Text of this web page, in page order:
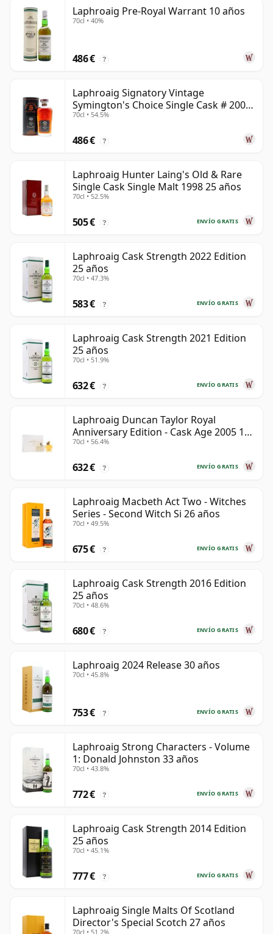
Laphroaig Pre-Royal Warrant 10 años
70cl • 40%
486 € ?
Laphroaig Signatory Vintage
Symington's Choice Single Cask # 2000
25 años
70cl • 54.5%
486 € ?
Laphroaig Hunter Laing's Old & Rare
Single Cask Single Malt 1998 25 años
70cl • 52.5%
ENVÍO GRATIS
505 € ?
Laphroaig Cask Strength 2022 Edition
25 años
70cl • 47.3%
ENVÍO GRATIS
583 € ?
Laphroaig Cask Strength 2021 Edition
25 años
70cl • 51.9%
ENVÍO GRATIS
632 € ?
Laphroaig Duncan Taylor Royal
Anniversary Edition - Cask Age 2005 19
años
70cl • 56.4%
ENVÍO GRATIS
632 € ?
Laphroaig Macbeth Act Two - Witches
Series - Second Witch Si 26 años
70cl • 49.5%
ENVÍO GRATIS
675 € ?
Laphroaig Cask Strength 2016 Edition
25 años
70cl • 48.6%
ENVÍO GRATIS
680 € ?
Laphroaig 2024 Release 30 años
70cl • 45.8%
ENVÍO GRATIS
753 € ?
Laphroaig Strong Characters - Volume
1: Donald Johnston 33 años
70cl • 43.8%
ENVÍO GRATIS
772 € ?
Laphroaig Cask Strength 2014 Edition
25 años
70cl • 45.1%
ENVÍO GRATIS
777 € ?
Laphroaig Single Malts Of Scotland
Director's Special Scotch 27 años
70cl • 51.2%